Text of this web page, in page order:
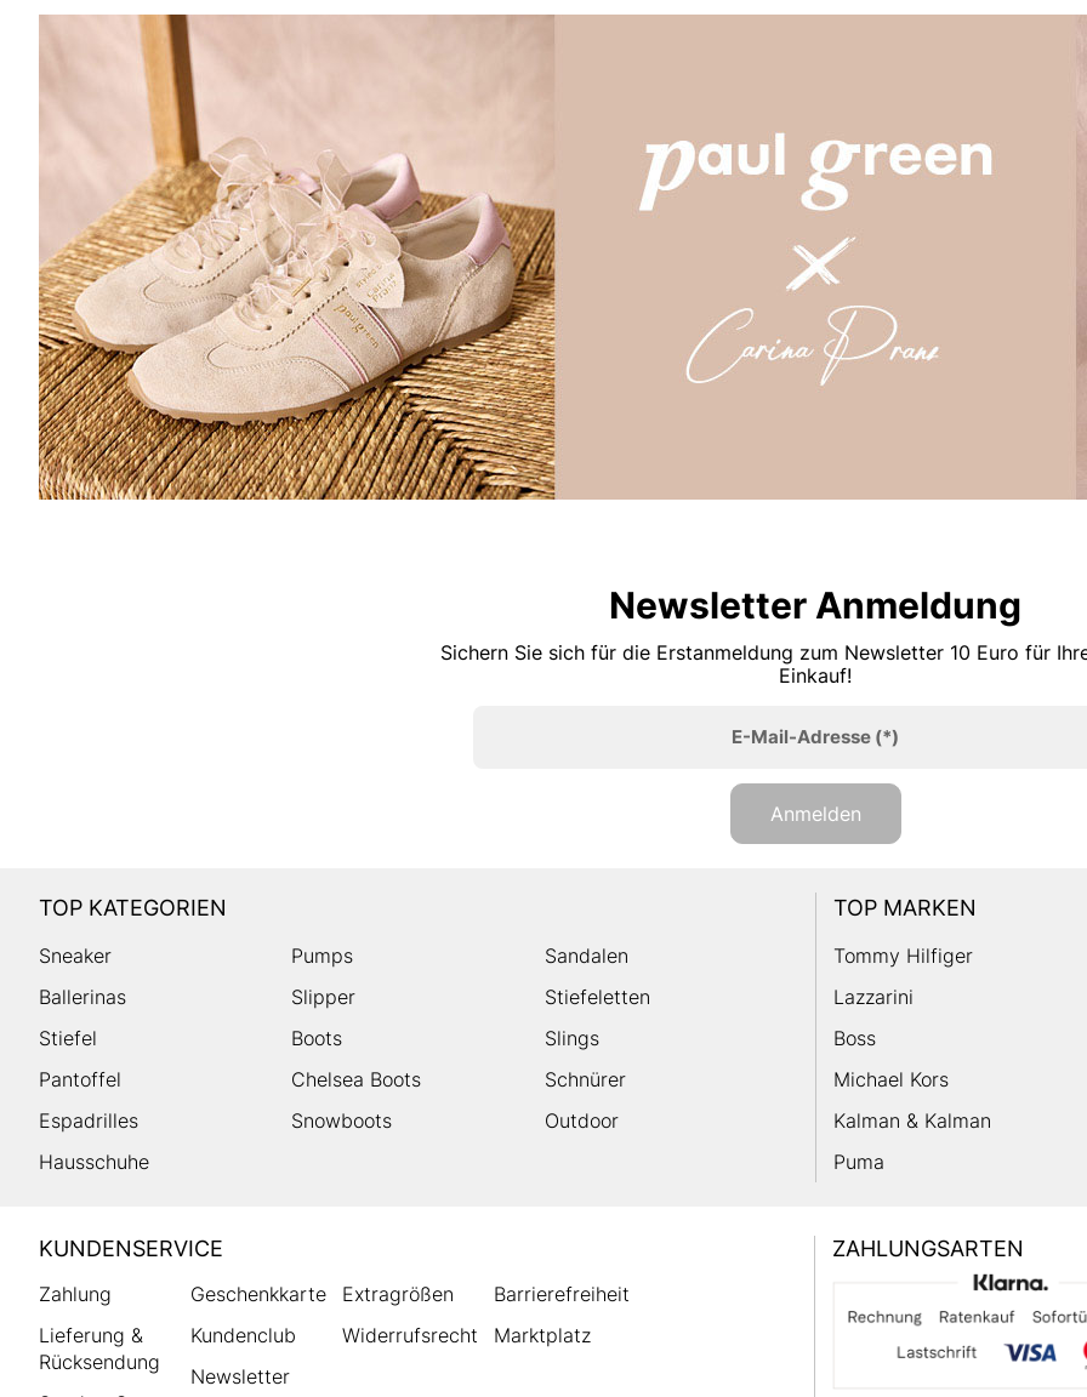
Newsletter Anmeldung
Sichern Sie sich für die Erstanmeldung zum Newsletter 10 Euro für
Einkauf!
E-Mail-Adresse(*)
Anmelden
TOP KATEGORIEN
Sneaker Pumps
Sandalen
Ballerinas
Slipper
Stiefeletten
Stiefel
Boots
Slings
Pantoffel
Chelsea Boots
Schnürer
Espadrilles
Snowboots
Outdoor
Hausschuhe
TOP MARKEN
Tommy Hilfiger
Lazzarini
Boss
Michael Kors
Kalman & Kalman
Puma
HUMANIC
Footer
KUNDENSERVICE
Zahlung
Lieferung &
Rücksendung
Geschenkkarte
Kundenclub
Newsletter
Extragrößen
Widerrufsrecht
Barrierefreiheit
Marktplatz
ZAHLUNGSARTEN